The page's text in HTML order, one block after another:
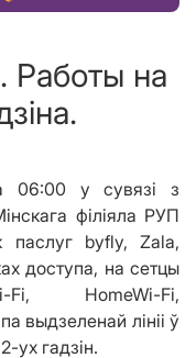
Работы на
у сувязі з
філіяла РУП
паслуг byfly, Zala,
доступа, на сетцы
-Fi, HomeWi-Fi,
выдзеленай лініі ў
ух гадзін.